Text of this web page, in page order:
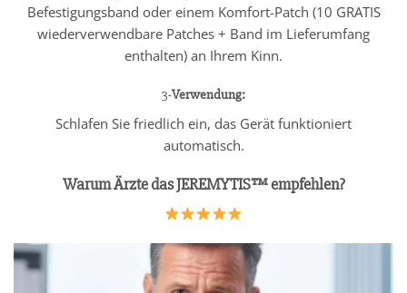
Befestigungsband oder einem Komfort-Patch (10 GRATIS
wiederverwendbare Patches + Band im Lieferumfang
enthalten) an Ihrem Kinn.
3-Verwendung:
Schlafen Sie friedlich ein, das Gerät funktioniert
automatisch.
Warum Ärzte das JEREMYTIS™ empfehlen?